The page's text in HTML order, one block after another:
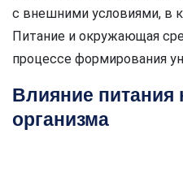
с внешними условиями, в
Питание и окружающая
процессе формирования
Влияние питания
организма